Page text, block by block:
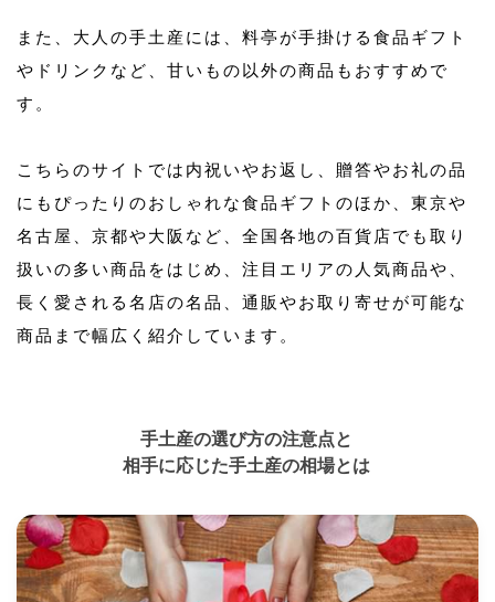
また、大人の手土産には、料亭が手掛ける食品ギフト
やドリンクなど、甘いもの以外の商品もおすすめで
す。
こちらのサイトでは内祝いやお返し、贈答やお礼の品
にもぴったりのおしゃれな食品ギフトのほか、東京や
名古屋、京都や大阪など、全国各地の百貨店でも取り
扱いの多い商品をはじめ、注目エリアの人気商品や、
長く愛される名店の名品、通販やお取り寄せが可能な
商品まで幅広く紹介しています。
手土産の選び方の注意点と
相手に応じた手土産の相場とは